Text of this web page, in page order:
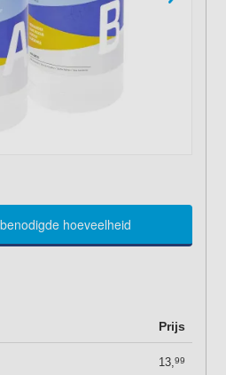
hoeveelheid
Prijs
13,99